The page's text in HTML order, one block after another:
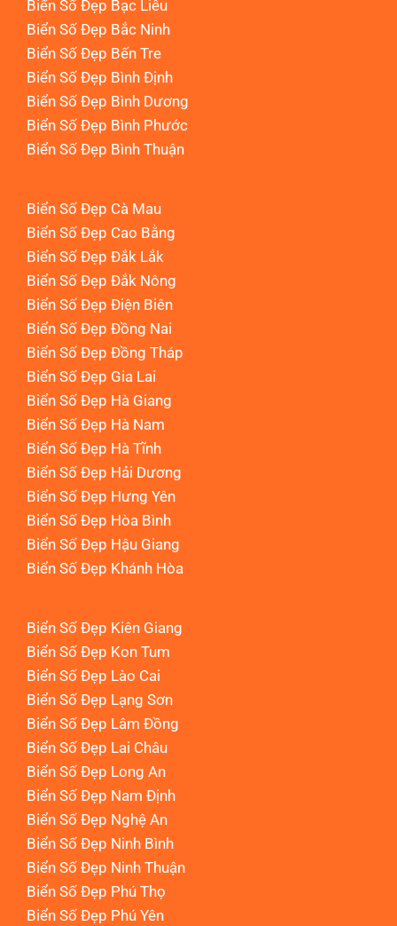
Biển Số Đẹp Bạc Liêu
Biển Số Đẹp Bắc Ninh
Biển Số Đẹp Bến Tre
Biển Số Đẹp Bình Định
Biển Số Đẹp Bình Dương
Biển Số Đẹp Bình Phước
Biển Số Đẹp Bình Thuận
Biển Số Đẹp Cà Mau
Biển Số Đẹp Cao Bằng
Biển Số Đẹp Đắk Lắk
Biển Số Đẹp Đắk Nông
Biển Số Đẹp Điện Biên
Biển Số Đẹp Đồng Nai
Biển Số Đẹp Đồng Tháp
Biển Số Đẹp Gia Lai
Biển Số Đẹp Hà Giang
Biển Số Đẹp Hà Nam
Biển Số Đẹp Hà Tĩnh
Biển Số Đẹp Hải Dương
Biển Số Đẹp Hưng Yên
Biển Số Đẹp Hòa Bình
Biển Số Đẹp Hậu Giang
Biển Số Đẹp Khánh Hòa
Biển Số Đẹp Kiên Giang
Biển Số Đẹp Kon Tum
Biển Số Đẹp Lào Cai
Biển Số Đẹp Lạng Sơn
Biển Số Đẹp Lâm Đồng
Biển Số Đẹp Lai Châu
Biển Số Đẹp Long An
Biển Số Đẹp Nam Định
Biển Số Đẹp Nghệ An
Biển Số Đẹp Ninh Bình
Biển Số Đẹp Ninh Thuận
Biển Số Đẹp Phú Thọ
Biển Số Đẹp Phú Yên